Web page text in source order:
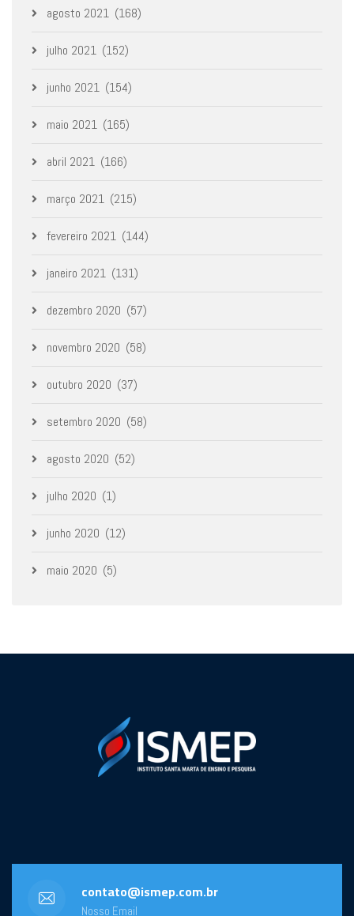
agosto 2021 (168)
julho 2021 (152)
junho 2021 (154)
maio 2021 (165)
abril 2021 (166)
março 2021 (215)
fevereiro 2021 (144)
janeiro 2021 (131)
dezembro 2020 (57)
novembro 2020 (58)
outubro 2020 (37)
setembro 2020 (58)
agosto 2020 (52)
julho 2020 (1)
junho 2020 (12)
maio 2020 (5)
contato@ismep.com.br
Nosso Email